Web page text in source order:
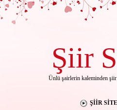
Şiir
Ünlü şairlerin kaleminden şiir
ŞIIR